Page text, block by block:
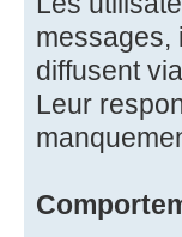
messages,
diffusent
Leur